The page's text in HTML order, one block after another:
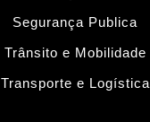
Segurança Publica
Trânsito e Mobilidade
Transporte e Logística